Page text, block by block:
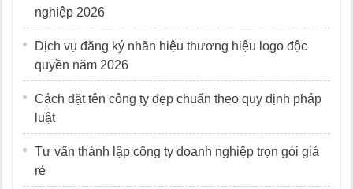
nghiệp 2026
Dịch vụ đăng ký nhãn hiệu thương hiệu logo độc
quyền năm 2026
Cách đặt tên công ty đẹp chuẩn theo quy định pháp
luật
Tư vấn thành lập công ty doanh nghiệp trọn gói giá
rẻ